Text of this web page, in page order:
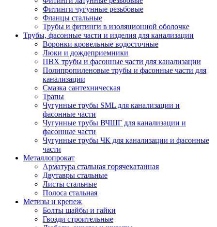
Фитинги чугунные резьбовые
Фланцы стальные
Трубы и фитинги в изоляционной оболочке
Трубы, фасонные части и изделия для канализации
Воронки кровельные водосточные
Люки и дождеприемники
ПВХ трубы и фасонные части для канализации
Полипропиленовые трубы и фасонные части для
канализации
Смазка сантехническая
Трапы
Чугунные трубы SML для канализации и
фасонные части
Чугунные трубы ВЧШГ для канализации и
фасонные части
Чугунные трубы ЧК для канализации и фасонные
части
Металлопрокат
Арматура стальная горячекатанная
Двутавры стальные
Листы стальные
Полоса стальная
Метизы и крепеж
Болты шайбы и гайки
Гвозди строительные